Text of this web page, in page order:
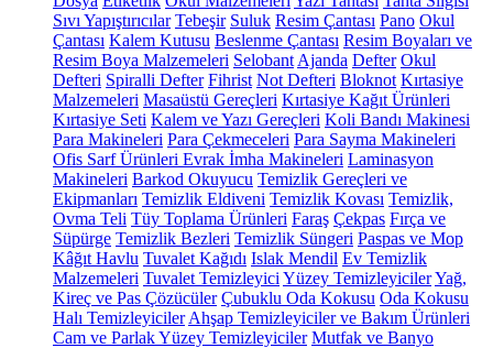
Sıvı Yapıştırıcılar Tebeşir Suluk Resim Çantası Pano Okul
Çantası Kalem Kutusu Beslenme Çantası Resim Boyaları ve
Resim Boya Malzemeleri Selobant Ajanda Defter Okul
Defteri Spiralli Defter Fihrist Not Defteri Bloknot Kırtasiye
Malzemeleri Masaüstü Gereçleri Kırtasiye Kağıt Ürünleri
Kırtasiye Seti Kalem ve Yazı Gereçleri Koli Bandı Makinesi
Para Makineleri Para Çekmeceleri Para Sayma Makineleri
Ofis Sarf Ürünleri Evrak İmha Makineleri Laminasyon
Makineleri Barkod Okuyucu Temizlik Gereçleri ve
Ekipmanları Temizlik Eldiveni Temizlik Kovası Temizlik,
Ovma Teli Tüy Toplama Ürünleri Faraş Çekpas Fırça ve
Süpürge Temizlik Bezleri Temizlik Süngeri Paspas ve Mop
Kâğıt Havlu Tuvalet Kağıdı Islak Mendil Ev Temizlik
Malzemeleri Tuvalet Temizleyici Yüzey TemizleyicilerYağ,
Kireç ve Pas Çözücüler Çubuklu Oda Kokusu Oda Kokusu
Halı Temizleyiciler Ahşap Temizleyiciler ve Bakım Ürünleri
Cam ve Parlak Yüzey Temizleyiciler Mutfak ve Banyo